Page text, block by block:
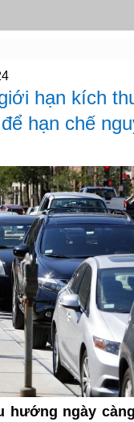
hạn kích
hạn chế
hướng ngày